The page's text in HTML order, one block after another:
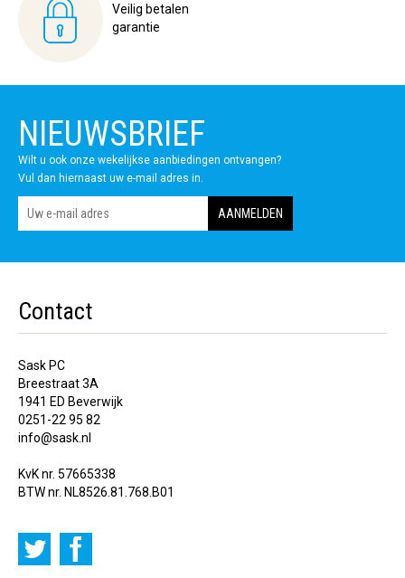
Veilig betalen
garantie
NIEUWSBRIEF
Wilt u ook onze wekelijkse aanbiedingen ontvangen?
Vul dan hiernaast uw e-mail adres in.
Contact
Sask PC
Breestraat 3A
1941 ED Beverwijk
0251-22 95 82
info@sask.nl
KvK nr. 57665338
BTW nr. NL8526.81.768.B01